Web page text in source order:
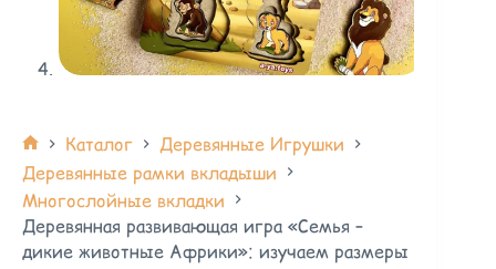
Каталог
Деревянные Игрушки
Деревянные рамки вкладыши
Многослойные вкладки
Деревянная развивающая игра «Семья –
дикие животные Африки»: изучаем размеры